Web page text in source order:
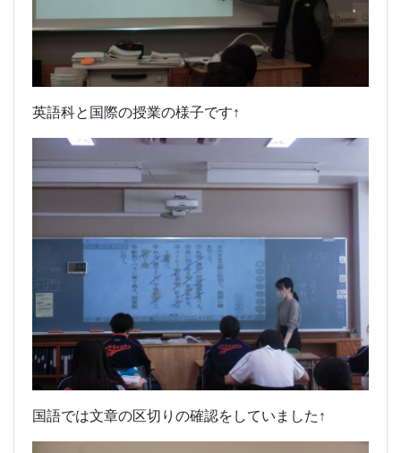
英語科と国際の授業の様子です↑
国語では文章の区切りの確認をしていました↑